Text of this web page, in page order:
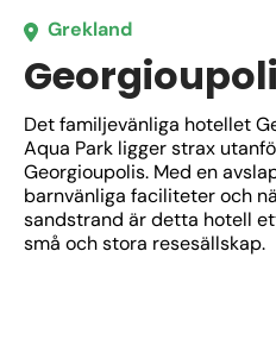
Grekland
Det familjevänliga hotellet
Aqua Park ligger strax
Georgioupolis. Med en
barnvänliga faciliteter och
sandstrand är detta hotell
små och stora resesällskap.